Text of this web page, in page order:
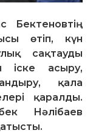
Бектеновтің
өтіп, күн
сақтауды
іске асыру,
қала
қаралды.
Нәлібаев